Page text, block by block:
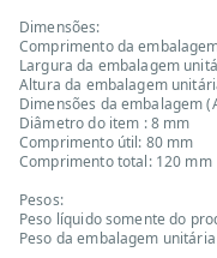
Dimensões:
Comprimento da
Largura da embalagem
Altura da embalagem
Dimensões da embalagem
Diâmetro do item : 8 mm
Comprimento útil: 80 mm
Comprimento total: 120 mm
Pesos:
Peso líquido somente do
Peso da embalagem